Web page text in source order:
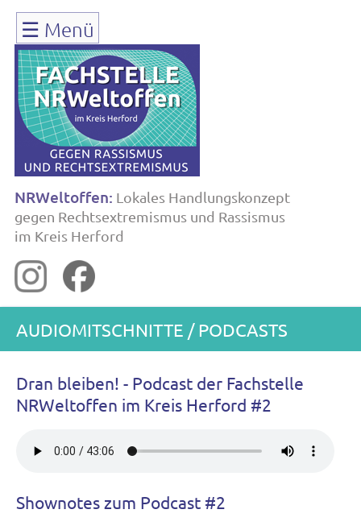
☰ Menü
NRWeltoffen: Lokales Handlungskonzept
gegen Rechtsextremismus und Rassismus
im Kreis Herford
AUDIOMITSCHNITTE / PODCASTS
Dran bleiben! - Podcast der Fachstelle
NRWeltoffen im Kreis Herford #2
Shownotes zum Podcast #2